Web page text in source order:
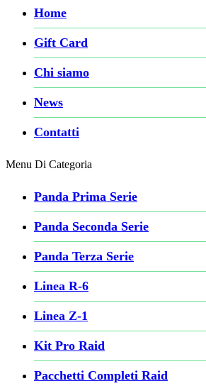
Home
Gift Card
Chi siamo
News
Contatti
Menu Di Categoria
Panda Prima Serie
Panda Seconda Serie
Panda Terza Serie
Linea R-6
Linea Z-1
Kit Pro Raid
Pacchetti Completi Raid